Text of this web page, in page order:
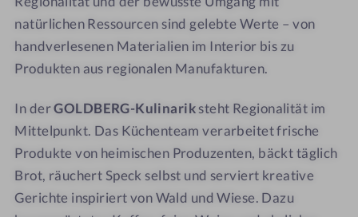
natürlichen Ressourcen sind gelebte Werte – von
handverlesenen Materialien im Interior bis zu
Produkten aus regionalen Manufakturen.
In derGOLDBERG-Kulinariksteht Regionalität im
Mittelpunkt. Das Küchenteam verarbeitet frische
Produkte von heimischen Produzenten, bäckt täglich
Brot, räuchert Speck selbst und serviert kreative
Gerichte inspiriert von Wald und Wiese. Dazu